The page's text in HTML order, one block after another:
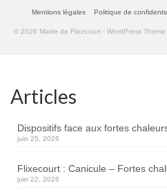
Mentions légales Politique de
© 2026 Mairie de Flixecourt - WordPress Theme
Articles
Dispositifs face aux fortes
juin 25, 2026
Flixecourt : Canicule – Fortes
juin 22, 2026